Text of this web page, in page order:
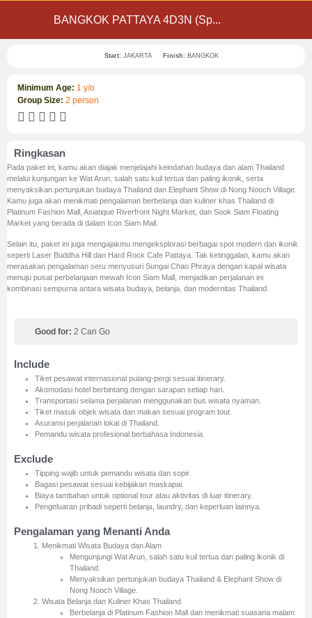
BANGKOK PATTAYA 4D3N (Sp...
Start: JAKARTA Finish: BANGKOK
Minimum Age: 1 y/o
Group Size: 2 person
    
Ringkasan
Pada paket ini, kamu akan diajak menjelajahi keindahan budaya dan alam Thailand
melalui kunjungan ke Wat Arun, salah satu kuil tertua dan paling ikonik, serta
menyaksikan pertunjukan budaya Thailand dan Elephant Show di Nong Nooch Village.
Kamu juga akan menikmati pengalaman berbelanja dan kuliner khas Thailand di
Platinum Fashion Mall, Asiatique Riverfront Night Market, dan Sook Siam Floating
Market yang berada di dalam Icon Siam Mall.
Selain itu, paket ini juga mengajakmu mengeksplorasi berbagai spot modern dan ikonik
seperti Laser Buddha Hill dan Hard Rock Cafe Pattaya. Tak ketinggalan, kamu akan
merasakan pengalaman seru menyusuri Sungai Chao Phraya dengan kapal wisata
menuju pusat perbelanjaan mewah Icon Siam Mall, menjadikan perjalanan ini
kombinasi sempurna antara wisata budaya, belanja, dan modernitas Thailand.
Good for: 2 Can Go
Include
Tiket pesawat internasional pulang-pergi sesuai itinerary.
Akomodasi hotel berbintang dengan sarapan setiap hari.
Transportasi selama perjalanan menggunakan bus wisata nyaman.
Tiket masuk objek wisata dan makan sesuai program tour.
Asuransi perjalanan lokal di Thailand.
Pemandu wisata profesional berbahasa Indonesia.
Exclude
Tipping wajib untuk pemandu wisata dan sopir.
Bagasi pesawat sesuai kebijakan maskapai.
Biaya tambahan untuk optional tour atau aktivitas di luar itinerary.
Pengeluaran pribadi seperti belanja, laundry, dan keperluan lainnya.
Pengalaman yang Menanti Anda
Menikmati Wisata Budaya dan Alam
Mengunjungi Wat Arun, salah satu kuil tertua dan paling ikonik di
Thailand.
Menyaksikan pertunjukan budaya Thailand & Elephant Show di
Nong Nooch Village.
Wisata Belanja dan Kuliner Khas Thailand
Berbelanja di Platinum Fashion Mall dan menikmati suasana malam